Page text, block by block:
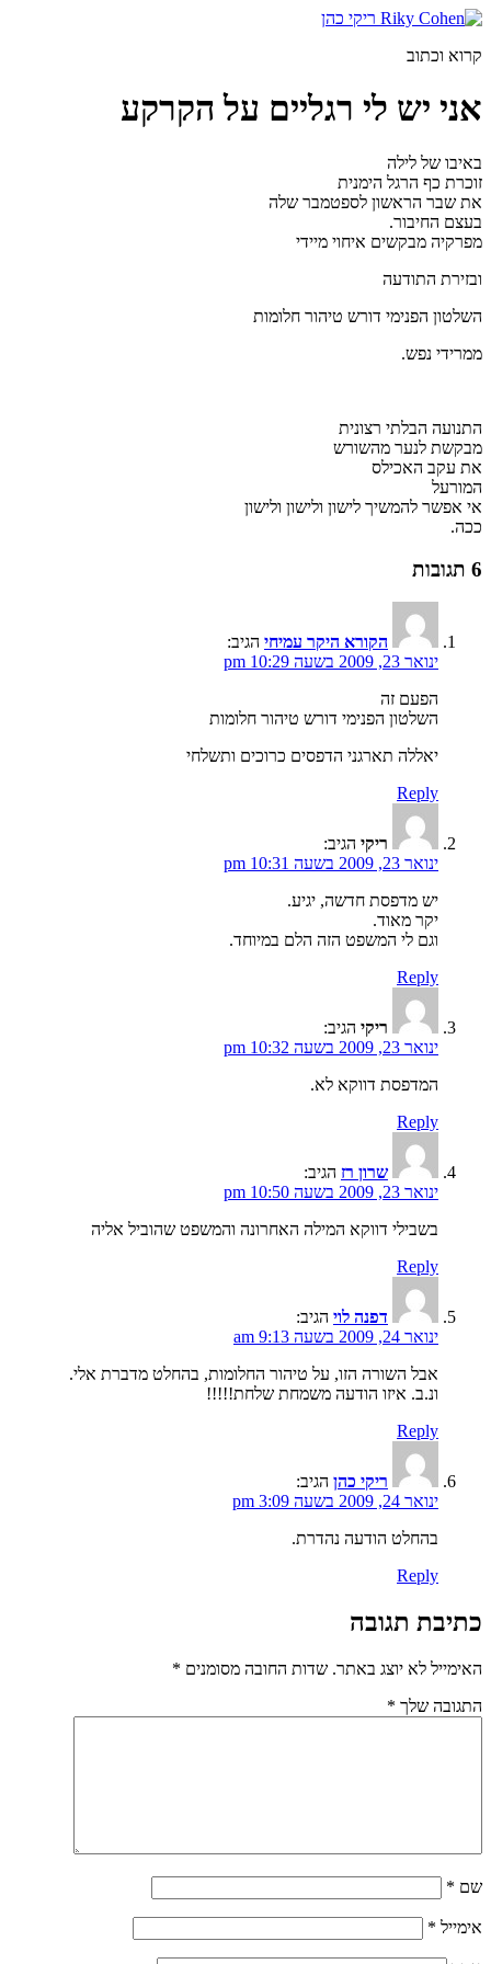
דלג
קרוא וכתוב
אני יש לי רגליים על הקרקע
באיבו של לילה
זוכרת כף הרגל הימנית
את שבר הראשון לספטמבר שלה
בעצם החיבור.
מפרקיה מבקשים איחוי מיידי
ובזירת התודעה
השלטון הפנימי דורש טיהור חלומות
ממרידי נפש.
התנועה הבלתי רצונית
מבקשת לנער מהשורש
את עקב האכילס
המורעל
אי אפשר להמשיך לישון ולישון ולישון
ככה.
6 תגובות
הקורא היקר עמיחי הגיב:
ינואר 23, 2009 בשעה 10:29 pm
הפעם זה
השלטון הפנימי דורש טיהור חלומות
יאללה תארגני הדפסים כרוכים ותשלחי
Reply
ריקי הגיב:
ינואר 23, 2009 בשעה 10:31 pm
יש מדפסת חדשה, יגיע.
יקר מאוד.
וגם לי המשפט הזה הלם במיוחד.
Reply
ריקי הגיב:
ינואר 23, 2009 בשעה 10:32 pm
המדפסת דווקא לא.
Reply
שרון רז הגיב:
ינואר 23, 2009 בשעה 10:50 pm
בשבילי דווקא המילה האחרונה והמשפט שהוביל אליה
Reply
דפנה לוי הגיב:
ינואר 24, 2009 בשעה 9:13 am
אבל השורה הזו, על טיהור החלומות, בהחלט מדברת אלי.
ונ.ב. איזו הודעה משמחת שלחת!!!!!
Reply
ריקי כהן הגיב:
ינואר 24, 2009 בשעה 3:09 pm
בהחלט הודעה נהדרת.
Reply
כתיבת תגובה
האימייל לא יוצג באתר. שדות החובה מסומנים *
התגובה שלך *
שם *
אימייל *